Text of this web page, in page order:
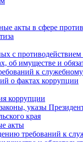
акты в сфере
с
об имуществе и
к
о фактах коррупции
коррупции
указы
края
акты
требований к